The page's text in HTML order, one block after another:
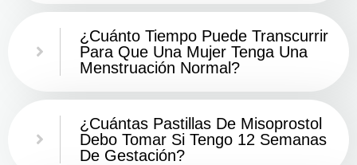
¿Cuánto Tiempo Puede Transcurrir
Para Que Una Mujer Tenga Una
Menstruación Normal?
¿Cuántas Pastillas De Misoprostol
Debo Tomar Si Tengo 12 Semanas
De Gestación?